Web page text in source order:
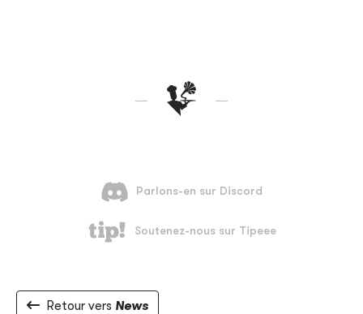
Retour vers News